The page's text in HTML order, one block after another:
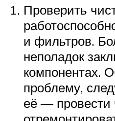
Проверить
и фильтров.
неполадок
компонентах.
проблему,
её — провести